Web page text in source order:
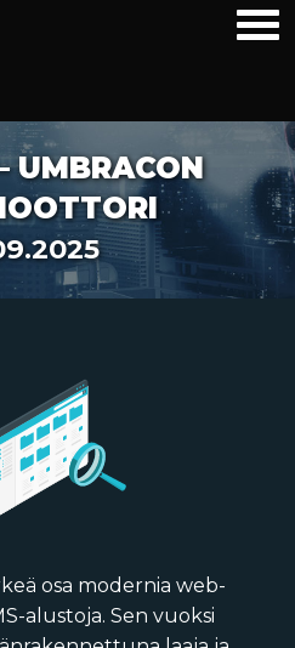
UMBRACON
osa modernia web-
alustoja. Sen vuoksi